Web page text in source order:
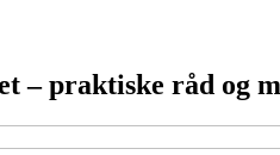
– praktiske råd og